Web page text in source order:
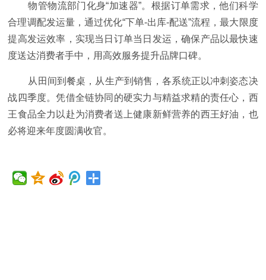
物管物流部门化身“加速器”。根据订单需求，他们科学
合理调配发运量，通过优化“下单-出库-配送”流程，最大限度
提高发运效率，实现当日订单当日发运，确保产品以最快速
度送达消费者手中，用高效服务提升品牌口碑。
从田间到餐桌，从生产到销售，各系统正以冲刺姿态决
战四季度。凭借全链协同的硬实力与精益求精的责任心，西
王食品全力以赴为消费者送上健康新鲜营养的西王好油，也
必将迎来年度圆满收官。